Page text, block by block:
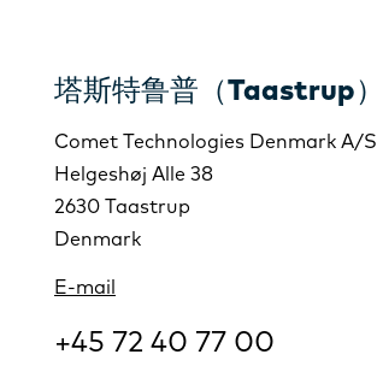
塔斯特鲁普（Taastrup）
Comet Technologies Denmark A/S
Helgeshøj Alle 38
2630 Taastrup
Denmark
E-mail
+45 72 40 77 00